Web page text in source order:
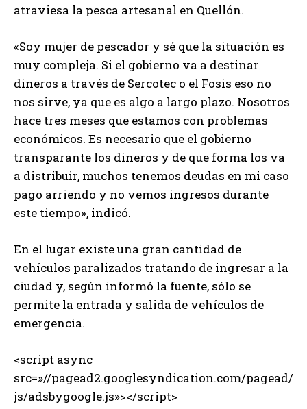
atraviesa la pesca artesanal en Quellón.
«Soy mujer de pescador y sé que la situación es
muy compleja. Si el gobierno va a destinar
dineros a través de Sercotec o el Fosis eso no
nos sirve, ya que es algo a largo plazo. Nosotros
hace tres meses que estamos con problemas
económicos. Es necesario que el gobierno
transparante los dineros y de que forma los va
a distribuir, muchos tenemos deudas en mi caso
pago arriendo y no vemos ingresos durante
este tiempo», indicó.
En el lugar existe una gran cantidad de
vehículos paralizados tratando de ingresar a la
ciudad y, según informó la fuente, sólo se
permite la entrada y salida de vehículos de
emergencia.
<script async
src=»//pagead2.googlesyndication.com/pagead/
js/adsbygoogle.js»></script>